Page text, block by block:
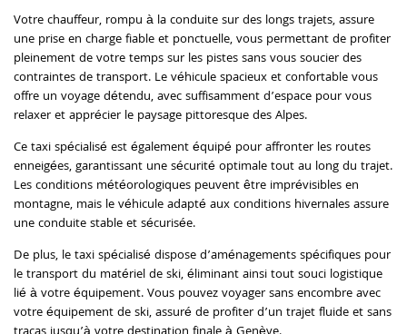
Votre chauffeur, rompu à la conduite sur des longs trajets, assure
une prise en charge fiable et ponctuelle, vous permettant de profiter
pleinement de votre temps sur les pistes sans vous soucier des
contraintes de transport. Le véhicule spacieux et confortable vous
offre un voyage détendu, avec suffisamment d’espace pour vous
relaxer et apprécier le paysage pittoresque des Alpes.
Ce taxi spécialisé est également équipé pour affronter les routes
enneigées, garantissant une sécurité optimale tout au long du trajet.
Les conditions météorologiques peuvent être imprévisibles en
montagne, mais le véhicule adapté aux conditions hivernales assure
une conduite stable et sécurisée.
De plus, le taxi spécialisé dispose d’aménagements spécifiques pour
le transport du matériel de ski, éliminant ainsi tout souci logistique
lié à votre équipement. Vous pouvez voyager sans encombre avec
votre équipement de ski, assuré de profiter d’un trajet fluide et sans